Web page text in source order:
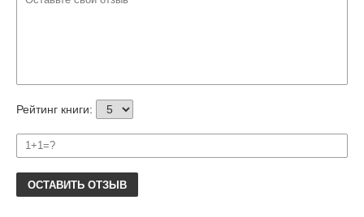
Рейтинг книги:
ОСТАВИТЬ ОТЗЫВ